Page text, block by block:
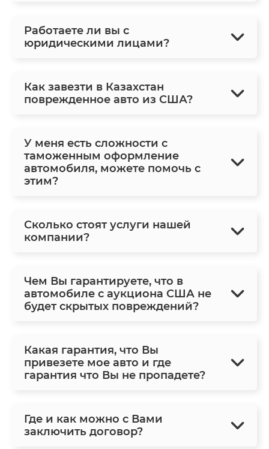
Работаете ли вы с
юридическими лицами?
Как завезти в Казахстан
поврежденное авто из США?
У меня есть сложности с
таможенным оформление
автомобиля, можете помочь с
этим?
Сколько стоят услуги нашей
компании?
Чем Вы гарантируете, что в
автомобиле с аукциона США не
будет скрытых повреждений?
Какая гарантия, что Вы
привезете мое авто и где
гарантия что Вы не пропадете?
Где и как можно с Вами
заключить договор?